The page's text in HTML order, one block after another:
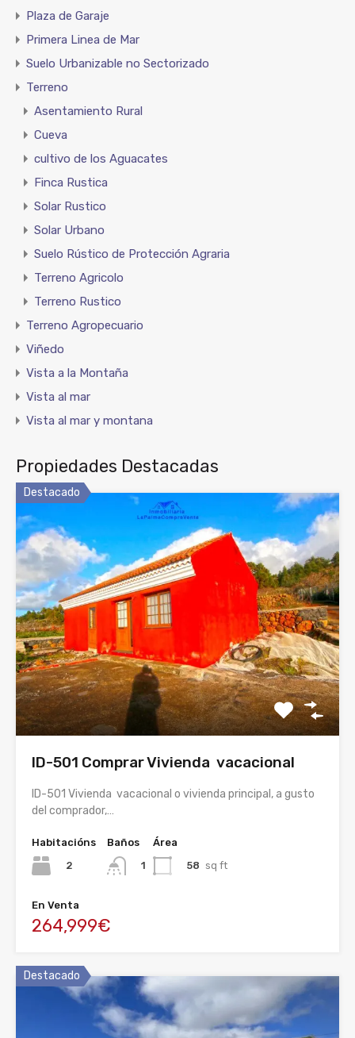
Plaza de Garaje
Primera Linea de Mar
Suelo Urbanizable no Sectorizado
Terreno
Asentamiento Rural
Cueva
cultivo de los Aguacates
Finca Rustica
Solar Rustico
Solar Urbano
Suelo Rústico de Protección Agraria
Terreno Agricolo
Terreno Rustico
Terreno Agropecuario
Viñedo
Vista a la Montaña
Vista al mar
Vista al mar y montana
Propiedades Destacadas
Destacado
ID-501 Comprar Vivienda vacacional
ID-501 Vivienda vacacional o vivienda principal, a gusto
del comprador,…
Habitacións
2
Baños
1
Área
58 sq ft
En Venta
264,999€
Destacado